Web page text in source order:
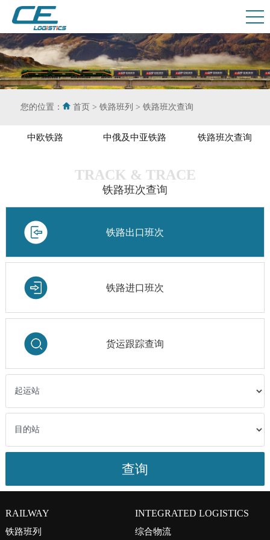
您的位置： 首页 > 铁路班列 > 铁路班次查询
中欧铁路 中俄及中亚铁路 铁路班次查询
TRACK & TRACE
铁路班次查询
铁路出口班次
铁路进口班次
货运跟踪查询
RAILWAY
铁路班列
INTEGRATED LOGISTICS
综合物流